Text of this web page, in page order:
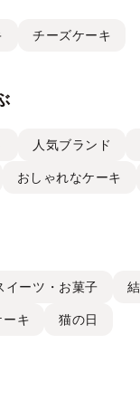
チーズケーキ
人気ブランド
おしゃれなケーキ
イーツ・お菓子
ーキ 猫の日